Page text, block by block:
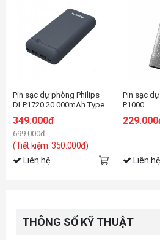
Pin sạc dự phòng Philips
DLP1720 20.000mAh Type
349.000đ
699.000đ
(Tiết kiệm: 350.000đ)
Liên hệ
Pin sạc
P1000
Liên hệ
THÔNG SỐ KỸ THUẬT